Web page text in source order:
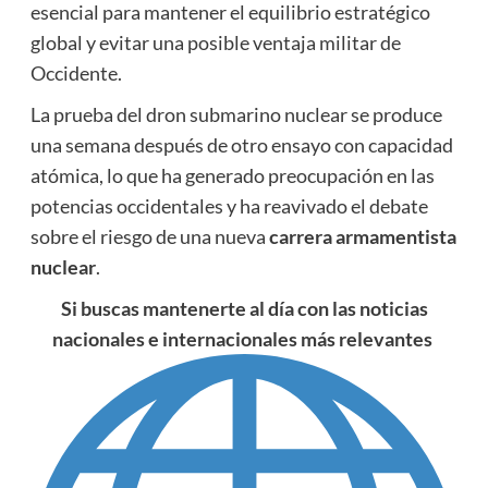
esencial para mantener el equilibrio estratégico
global y evitar una posible ventaja militar de
Occidente.
La prueba del dron submarino nuclear se produce
una semana después de otro ensayo con capacidad
atómica, lo que ha generado preocupación en las
potencias occidentales y ha reavivado el debate
sobre el riesgo de una nuevacarrera armamentista
nuclear.
Si buscas mantenerte al día con las noticias
nacionales e internacionales más relevantes